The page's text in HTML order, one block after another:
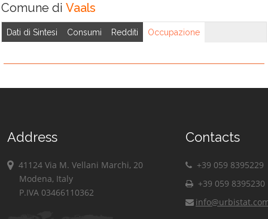
Comune di Vaals
Dati di Sintesi Consumi Redditi Occupazione
Address
41124 Via M. Vellani Marchi, 20
Modena, Italy
P.IVA 03466110362
Contacts
+39 059 8395229
+39 059 8395230